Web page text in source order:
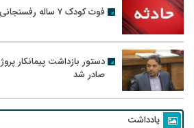
فوت کودک ۷ ساله رفسنجانی در سانحه رانندگی
دستور بازداشت پیمانکار
صادر شد
یادداشت